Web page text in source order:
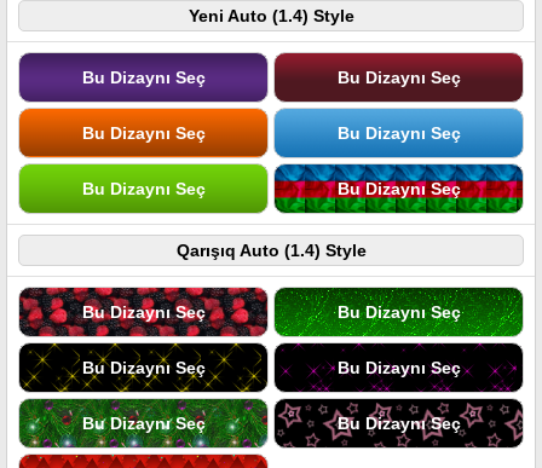
Yeni Auto (1.4) Style
Bu Dizaynı Seç Bu Dizaynı Seç
Bu Dizaynı Seç Bu Dizaynı Seç
Bu Dizaynı Seç Bu Dizaynı Seç
Qarışıq Auto (1.4) Style
Bu Dizaynı Seç Bu Dizaynı Seç
Bu Dizaynı Seç Bu Dizaynı Seç
Bu Dizaynı Seç Bu Dizaynı Seç